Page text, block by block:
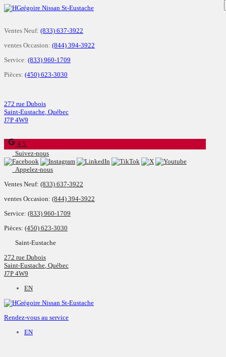
Ventes Neuf: (833) 637-3922
ventes Occasion: (844) 394-3922
Service: (833) 960-1709
Pièces: (450) 623-3030
272 rue Dubois
Saint-Eustache, Québec
J7P 4W9
4.5
Suivez-nous
Appelez-nous
Ventes Neuf: (833) 637-3922
ventes Occasion: (844) 394-3922
Service: (833) 960-1709
Pièces: (450) 623-3030
Saint-Eustache
272 rue Dubois
Saint-Eustache, Québec
J7P 4W9
EN
Rendez-vous au service
EN